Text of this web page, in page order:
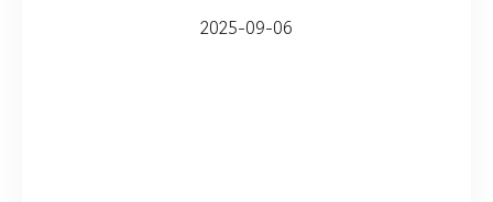
2025-09-06